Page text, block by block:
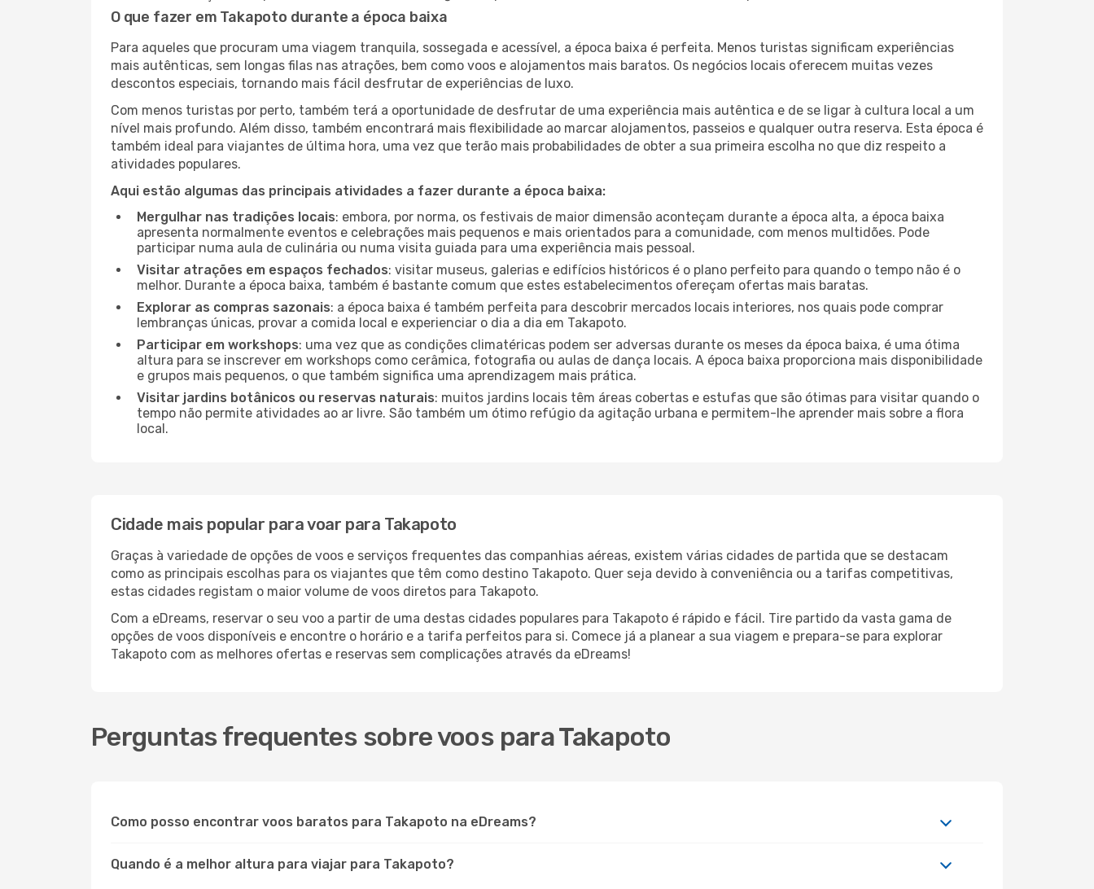
O que fazer em Takapoto durante a época baixa
Para aqueles que procuram uma viagem tranquila, sossegada e acessível, a época baixa é perfeita. Menos turistas significam experiências
mais autênticas, sem longas filas nas atrações, bem como voos e alojamentos mais baratos. Os negócios locais oferecem muitas vezes
descontos especiais, tornando mais fácil desfrutar de experiências de luxo.
Com menos turistas por perto, também terá a oportunidade de desfrutar de uma experiência mais autêntica e de se ligar à cultura local a um
nível mais profundo. Além disso, também encontrará mais flexibilidade ao marcar alojamentos, passeios e qualquer outra reserva. Esta época é
também ideal para viajantes de última hora, uma vez que terão mais probabilidades de obter a sua primeira escolha no que diz respeito a
atividades populares.
Aqui estão algumas das principais atividades a fazer durante a época baixa:
Mergulhar nas tradições locais: embora, por norma, os festivais de maior dimensão aconteçam durante a época alta, a época baixa
apresenta normalmente eventos e celebrações mais pequenos e mais orientados para a comunidade, com menos multidões. Pode
participar numa aula de culinária ou numa visita guiada para uma experiência mais pessoal.
Visitar atrações em espaços fechados: visitar museus, galerias e edifícios históricos é o plano perfeito para quando o tempo não é o
melhor. Durante a época baixa, também é bastante comum que estes estabelecimentos ofereçam ofertas mais baratas.
Explorar as compras sazonais: a época baixa é também perfeita para descobrir mercados locais interiores, nos quais pode comprar
lembranças únicas, provar a comida local e experienciar o dia a dia em Takapoto.
Participar em workshops: uma vez que as condições climatéricas podem ser adversas durante os meses da época baixa, é uma ótima
altura para se inscrever em workshops como cerâmica, fotografia ou aulas de dança locais. A época baixa proporciona mais disponibilidade
e grupos mais pequenos, o que também significa uma aprendizagem mais prática.
Visitar jardins botânicos ou reservas naturais: muitos jardins locais têm áreas cobertas e estufas que são ótimas para visitar quando o
tempo não permite atividades ao ar livre. São também um ótimo refúgio da agitação urbana e permitem-lhe aprender mais sobre a flora
local.
Cidade mais popular para voar para Takapoto
Graças à variedade de opções de voos e serviços frequentes das companhias aéreas, existem várias cidades de partida que se destacam
como as principais escolhas para os viajantes que têm como destino Takapoto. Quer seja devido à conveniência ou a tarifas competitivas,
estas cidades registam o maior volume de voos diretos para Takapoto.
Com a eDreams, reservar o seu voo a partir de uma destas cidades populares para Takapoto é rápido e fácil. Tire partido da vasta gama de
opções de voos disponíveis e encontre o horário e a tarifa perfeitos para si. Comece já a planear a sua viagem e prepara-se para explorar
Takapoto com as melhores ofertas e reservas sem complicações através da eDreams!
Perguntas frequentes sobre voos para Takapoto
Como posso encontrar voos baratos para Takapoto na eDreams?
Quando é a melhor altura para viajar para Takapoto?